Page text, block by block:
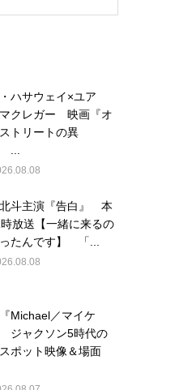
ハサウェイ×ユア
クレガー 映画『オ
トリートの異
...
斗主演『告白』 本
放送【一緒に来るの
たんです】 「...
Michael／マイケ
ジャクソン5時代の
スポット映像＆場面